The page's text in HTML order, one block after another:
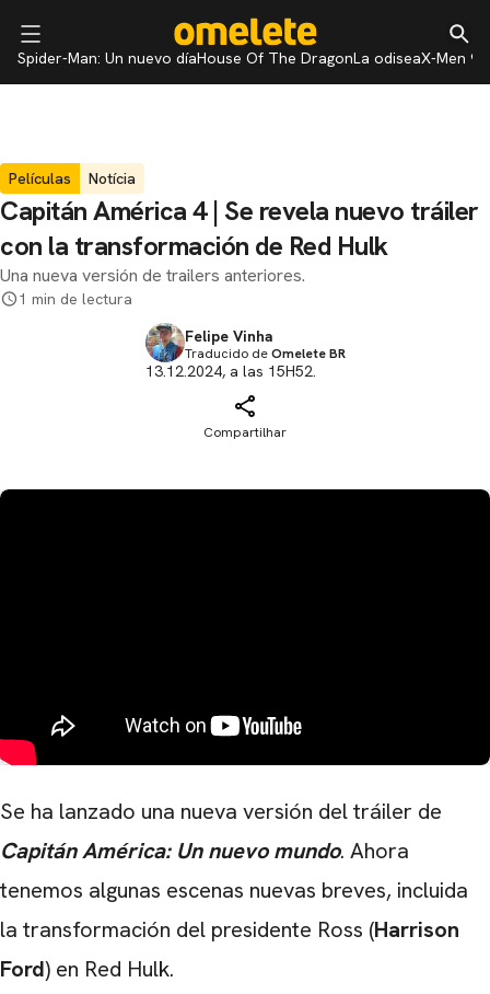
Spider-Man: Un nuevo díaHouse Of The DragonLa odiseaX-Men 97
Películas Notícia
Capitán América 4 | Se revela nuevo tráiler
con la transformación de Red Hulk
Una nueva versión de trailers anteriores.
1 min de lectura
Felipe Vinha
Traducido deOmelete BR
13.12.2024, a las 15H52.
Compartilhar
Se ha lanzado una nueva versión del tráiler de
Capitán América: Un nuevo mundo. Ahora
tenemos algunas escenas nuevas breves, incluida
la transformación del presidente Ross (Harrison
Ford) en Red Hulk.